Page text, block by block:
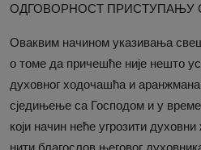
ОДГОВОРНОСТ ПРИСТУПАЊУ
Оваквим начином указивања
о томе да причешће није нешто
духовног ходочашћа и
сједињење са Господом и у
који начин неће угрозити
нити благослов његовог